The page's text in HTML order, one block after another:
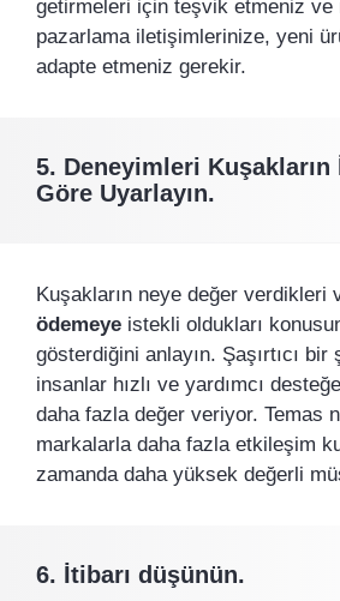
getirmeleri için teşvik etmeniz ve
pazarlama iletişimlerinize, yeni
adapte etmeniz gerekir.
5. Deneyimleri Kuşakların
Göre Uyarlayın.
Kuşakların neye değer verdikleri
ödemeye istekli oldukları
gösterdiğini anlayın. Şaşırtıcı bir
insanlar hızlı ve yardımcı
daha fazla değer veriyor. Temas
markalarla daha fazla etkileşim
zamanda daha yüksek değerli
6. İtibarı düşünün.